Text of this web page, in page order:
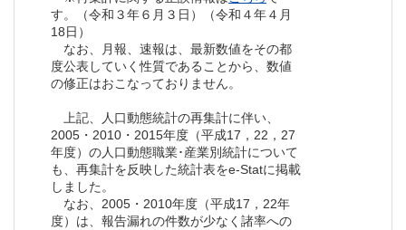
す。（令和３年６月３日）（令和４年４月
18日）
なお、月報、速報は、最新数値をその都
度公表していく性質であることから、数値
の修正はおこなっておりません。
上記、人口動態統計の再集計に伴い、
2005・2010・2015年度（平成17，22，27
年度）の人口動態職業･産業別統計について
も、再集計を反映した統計表をe-Statに掲載
しました。
なお、2005・2010年度（平成17，22年
度）は、報告漏れの件数が少なく諸率への